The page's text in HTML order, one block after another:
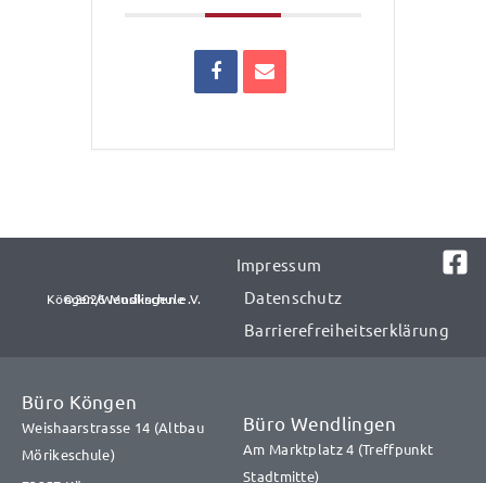
©2026 Musikschule Köngen/Wendlingen e.V.​​
Impressum
Datenschutz
Barrierefreiheitserklärung
Büro Köngen
Weishaarstrasse 14 (Altbau
Mörikeschule)
Büro Wendlingen
Am Marktplatz 4 (Treffpunkt
Stadtmitte)